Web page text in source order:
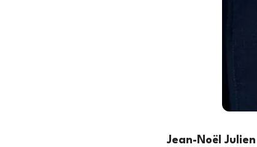
Jean-Noël